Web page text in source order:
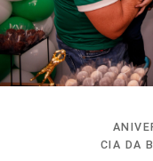
CIA DA